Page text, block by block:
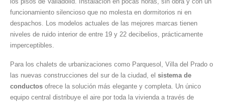
funcionamiento silencioso que no molesta en dormitorios ni en
despachos. Los modelos actuales de las mejores marcas tienen
niveles de ruido interior de entre 19 y 22 decibelios, prácticamente
imperceptibles.
Para los chalets de urbanizaciones como Parquesol, Villa del Prado o
las nuevas construcciones del sur de la ciudad, el sistema de
conductos ofrece la solución más elegante y completa. Un único
equipo central distribuye el aire por toda la vivienda a través de